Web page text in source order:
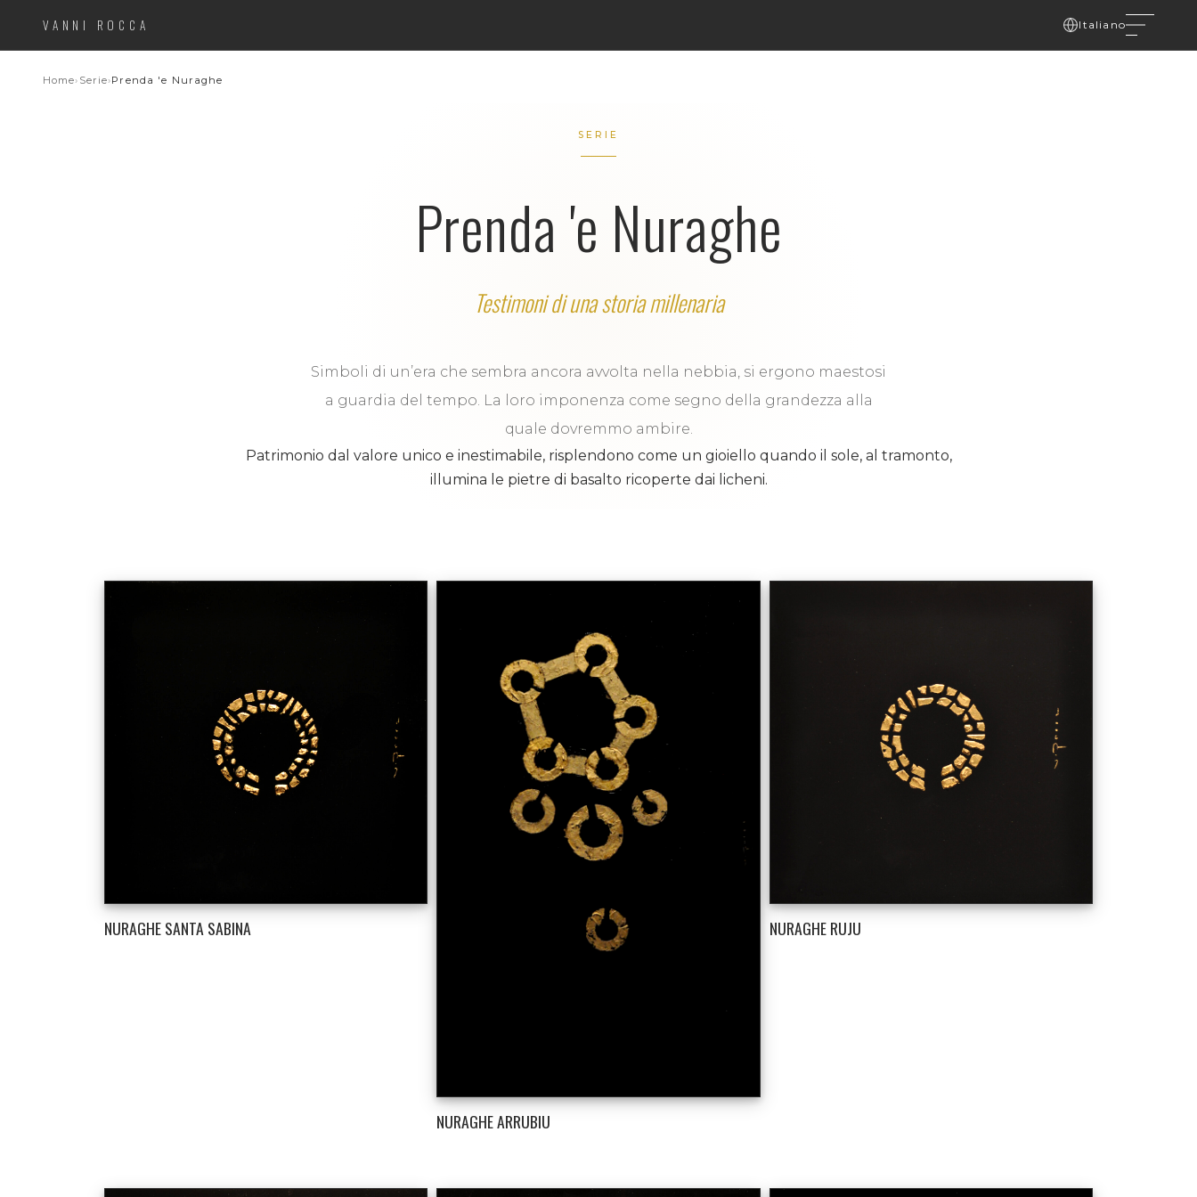
VANNI ROCCA Italiano
Home› Serie›Prenda 'e Nuraghe
SERIE
Prenda 'e Nuraghe
Testimoni di una storia millenaria
Simboli di un’era che sembra ancora avvolta nella nebbia, si ergono maestosi
a guardia del tempo. La loro imponenza come segno della grandezza alla
quale dovremmo ambire.
Patrimonio dal valore unico e inestimabile, risplendono come un gioiello quando il sole, al tramonto,
illumina le pietre di basalto ricoperte dai licheni.
NURAGHE SANTA SABINA
NURAGHE ARRUBIU
NURAGHE RUJU